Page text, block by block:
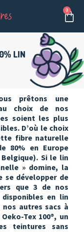
0
LIN
prêtons une
choix de nos
soient les plus
D’où le choix
fibre naturelle
80% en Europe
Si le lin
» domine, la
développer de
que 3 de nos
en lin
nos autres sacs à
Tex 100®, un
teintures sans